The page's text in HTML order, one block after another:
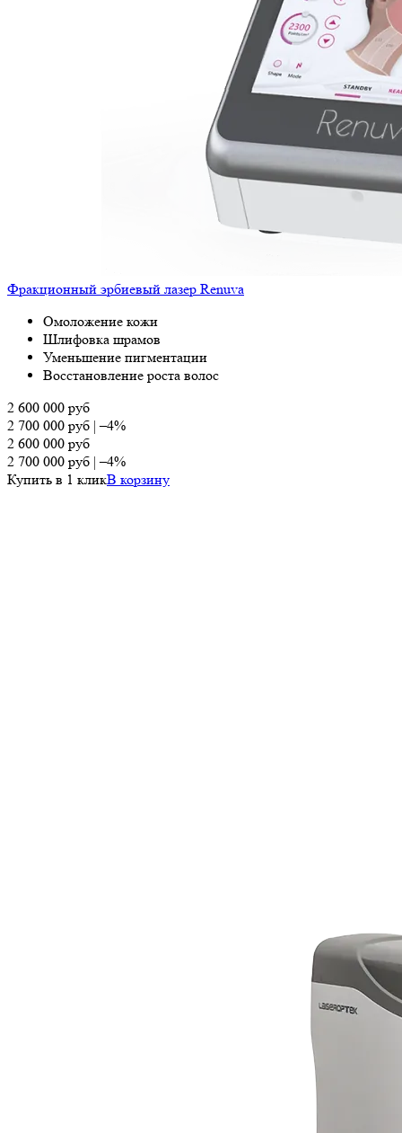
Фракционный эрбиевый лазер Renuva
Омоложение кожи
Шлифовка шрамов
Уменьшение пигментации
Восстановление роста волос
2 600 000 руб
2 700 000 руб |–4%
2 600 000 руб
2 700 000 руб |–4%
Купить в 1 кликВ корзину